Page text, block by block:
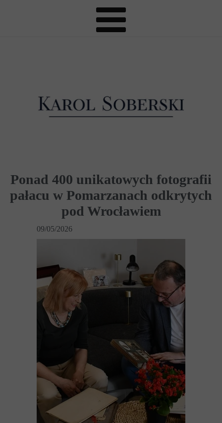
09/05/2026
Ponad 400 unikatowych fotografii
pałacu w Pomarzanach odkrytych
pod Wrocławiem